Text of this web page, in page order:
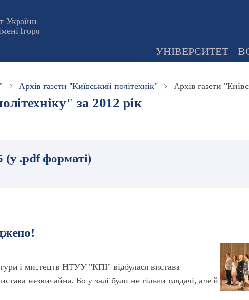
України
Ігоря
УНІВЕРСИТЕТ
Архів газети "Київський політехнік" Архів газети
за 2012 рік
(у .pdf форматі)
і мистецтв НТУУ "КПІ" відбулася вистава
незвичайна. Бо у залі були не тільки глядачі, але й